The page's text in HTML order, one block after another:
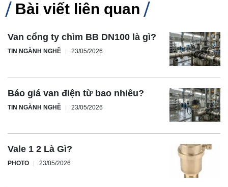
Bài viết liên quan
Van cổng ty chìm BB DN100 là gì?
TIN NGÀNH NGHỀ 23/05/2026
Báo giá van điện từ bao nhiêu?
TIN NGÀNH NGHỀ 23/05/2026
Vale 1 2 Là Gì?
PHOTO 23/05/2026